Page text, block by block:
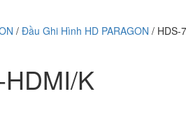
/ Đầu Ghi Hình HD PARAGON / HDS-
K